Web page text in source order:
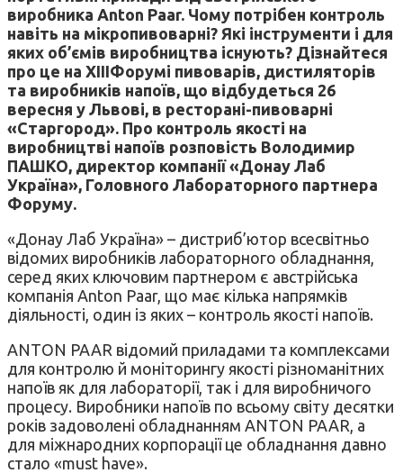
виробника Anton Paar. Чому потрібен контроль
навіть на мікропивоварні? Які інструменти і для
яких об’ємів виробництва існують? Дізнайтеся
про це на XIIIФорумі пивоварів, дистиляторів
та виробників напоїв, що відбудеться 26
вересня у Львові, в ресторані-пивоварні
«Старгород». Про контроль якості на
виробництві напоїв розповість Володимир
ПАШКО, директор компанії «Донау Лаб
Україна», Головного Лабораторного партнера
Форуму.
«Донау Лаб Україна» – дистриб’ютор всесвітньо
відомих виробників лабораторного обладнання,
серед яких ключовим партнером є австрійська
компанія Anton Paar, що має кілька напрямків
діяльності, один із яких – контроль якості напоїв.
ANTON PAAR відомий приладами та комплексами
для контролю й моніторингу якості різноманітних
напоїв як для лабораторії, так і для виробничого
процесу. Виробники напоїв по всьому світу десятки
років задоволені обладнанням ANTON PAAR, а
для міжнародних корпорації це обладнання давно
стало «must have».